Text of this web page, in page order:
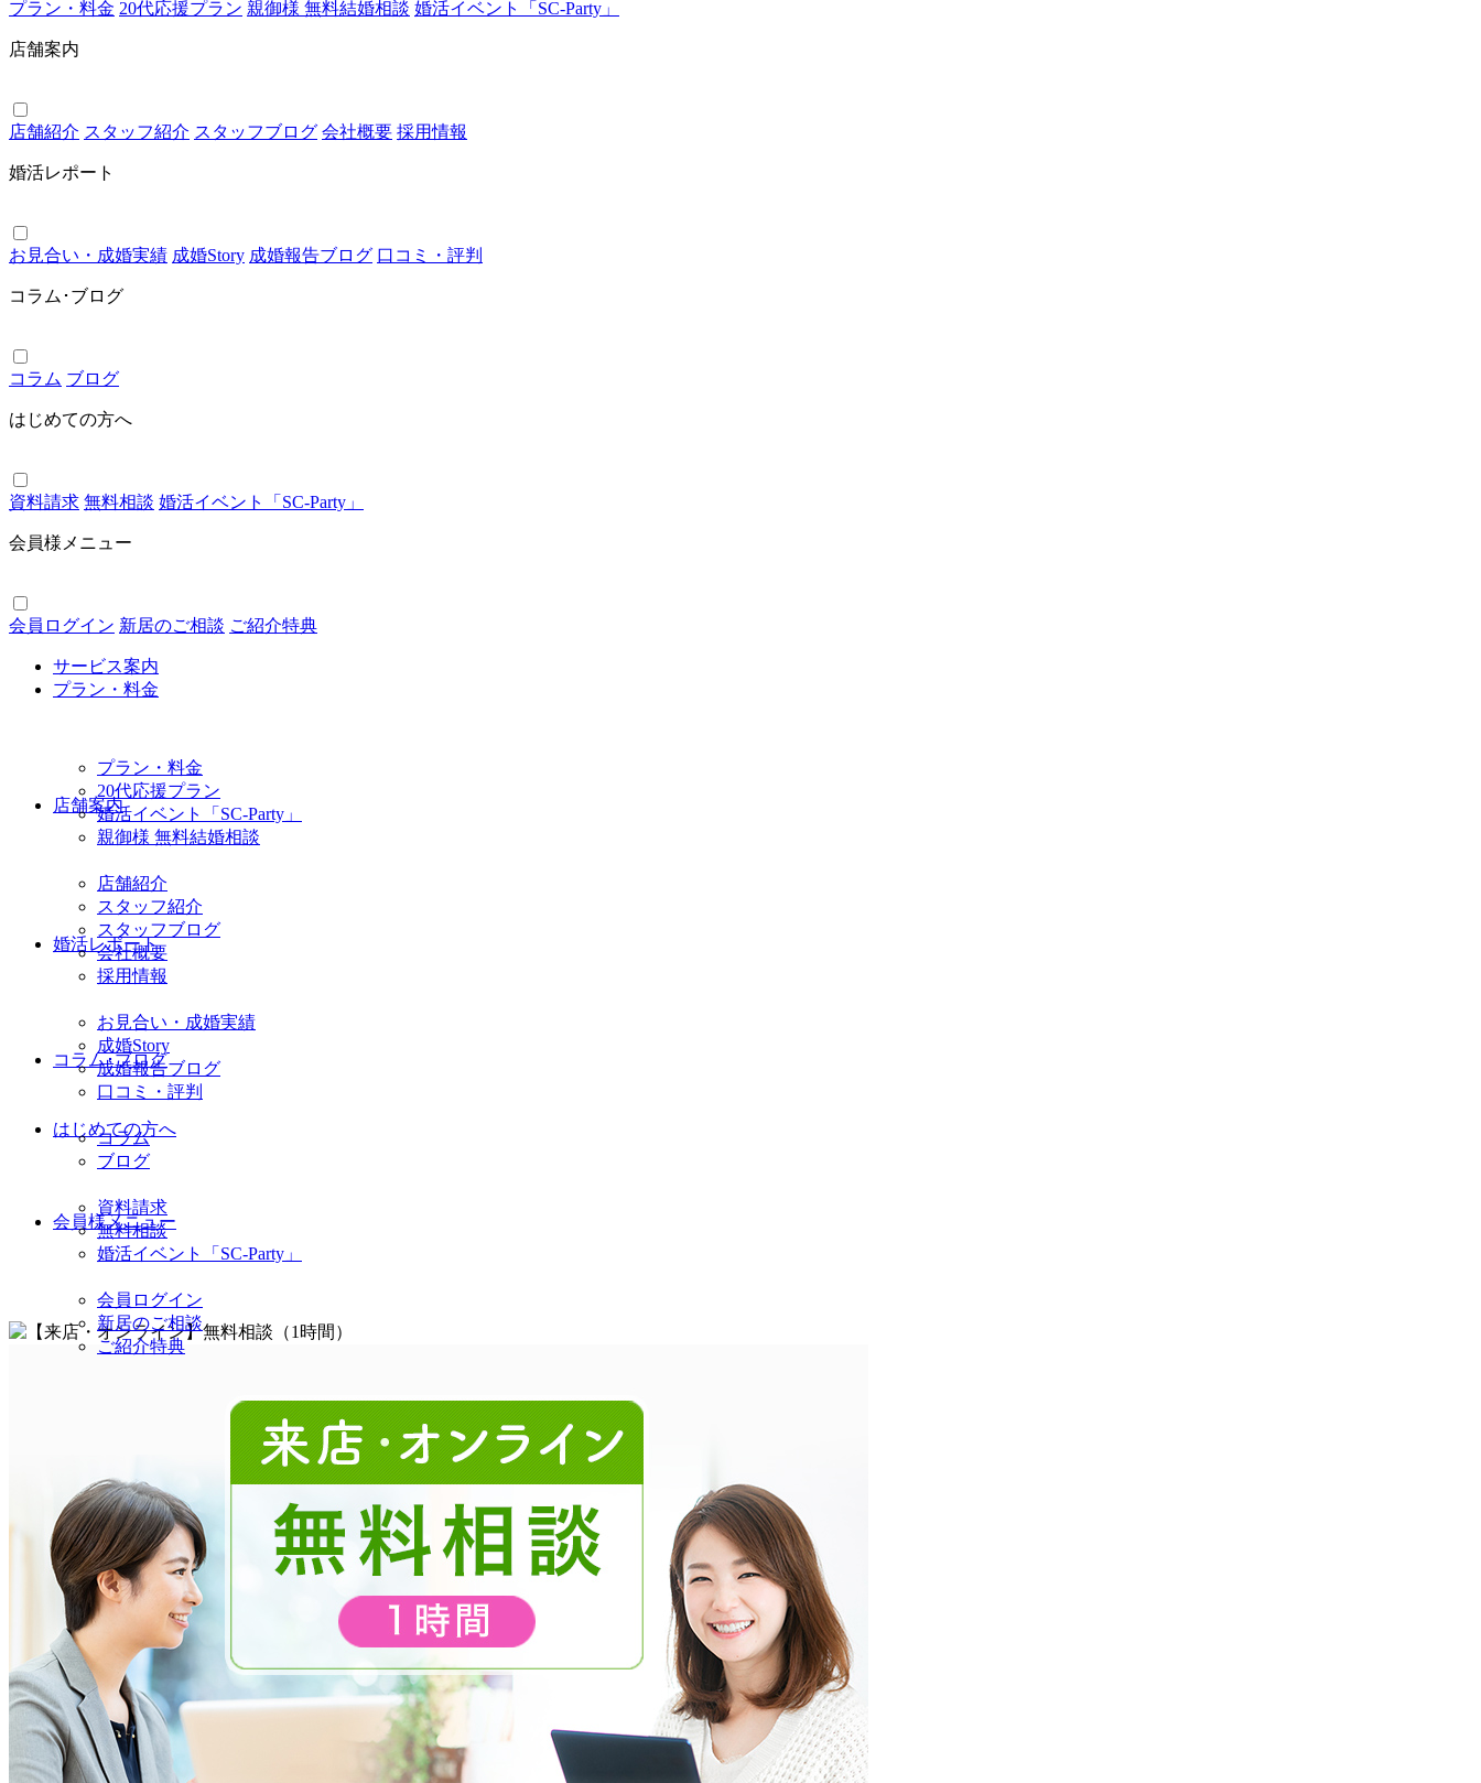
プラン・料金 20代応援プラン 親御様 無料結婚相談 婚活イベント「SC-Party」
店舗案内
店舗紹介 スタッフ紹介 スタッフブログ 会社概要 採用情報
婚活レポート
お見合い・成婚実績 成婚Story 成婚報告ブログ 口コミ・評判
コラム･ブログ
コラム ブログ
はじめての方へ
資料請求 無料相談 婚活イベント「SC-Party」
会員様メニュー
会員ログイン 新居のご相談 ご紹介特典
サービス案内
プラン・料金
プラン・料金
20代応援プラン
婚活イベント「SC-Party」
親御様 無料結婚相談
店舗案内
店舗紹介
スタッフ紹介
スタッフブログ
会社概要
採用情報
婚活レポート
お見合い・成婚実績
成婚Story
成婚報告ブログ
口コミ・評判
コラム･ブログ
コラム
ブログ
はじめての方へ
資料請求
無料相談
婚活イベント「SC-Party」
会員様メニュー
会員ログイン
新居のご相談
ご紹介特典